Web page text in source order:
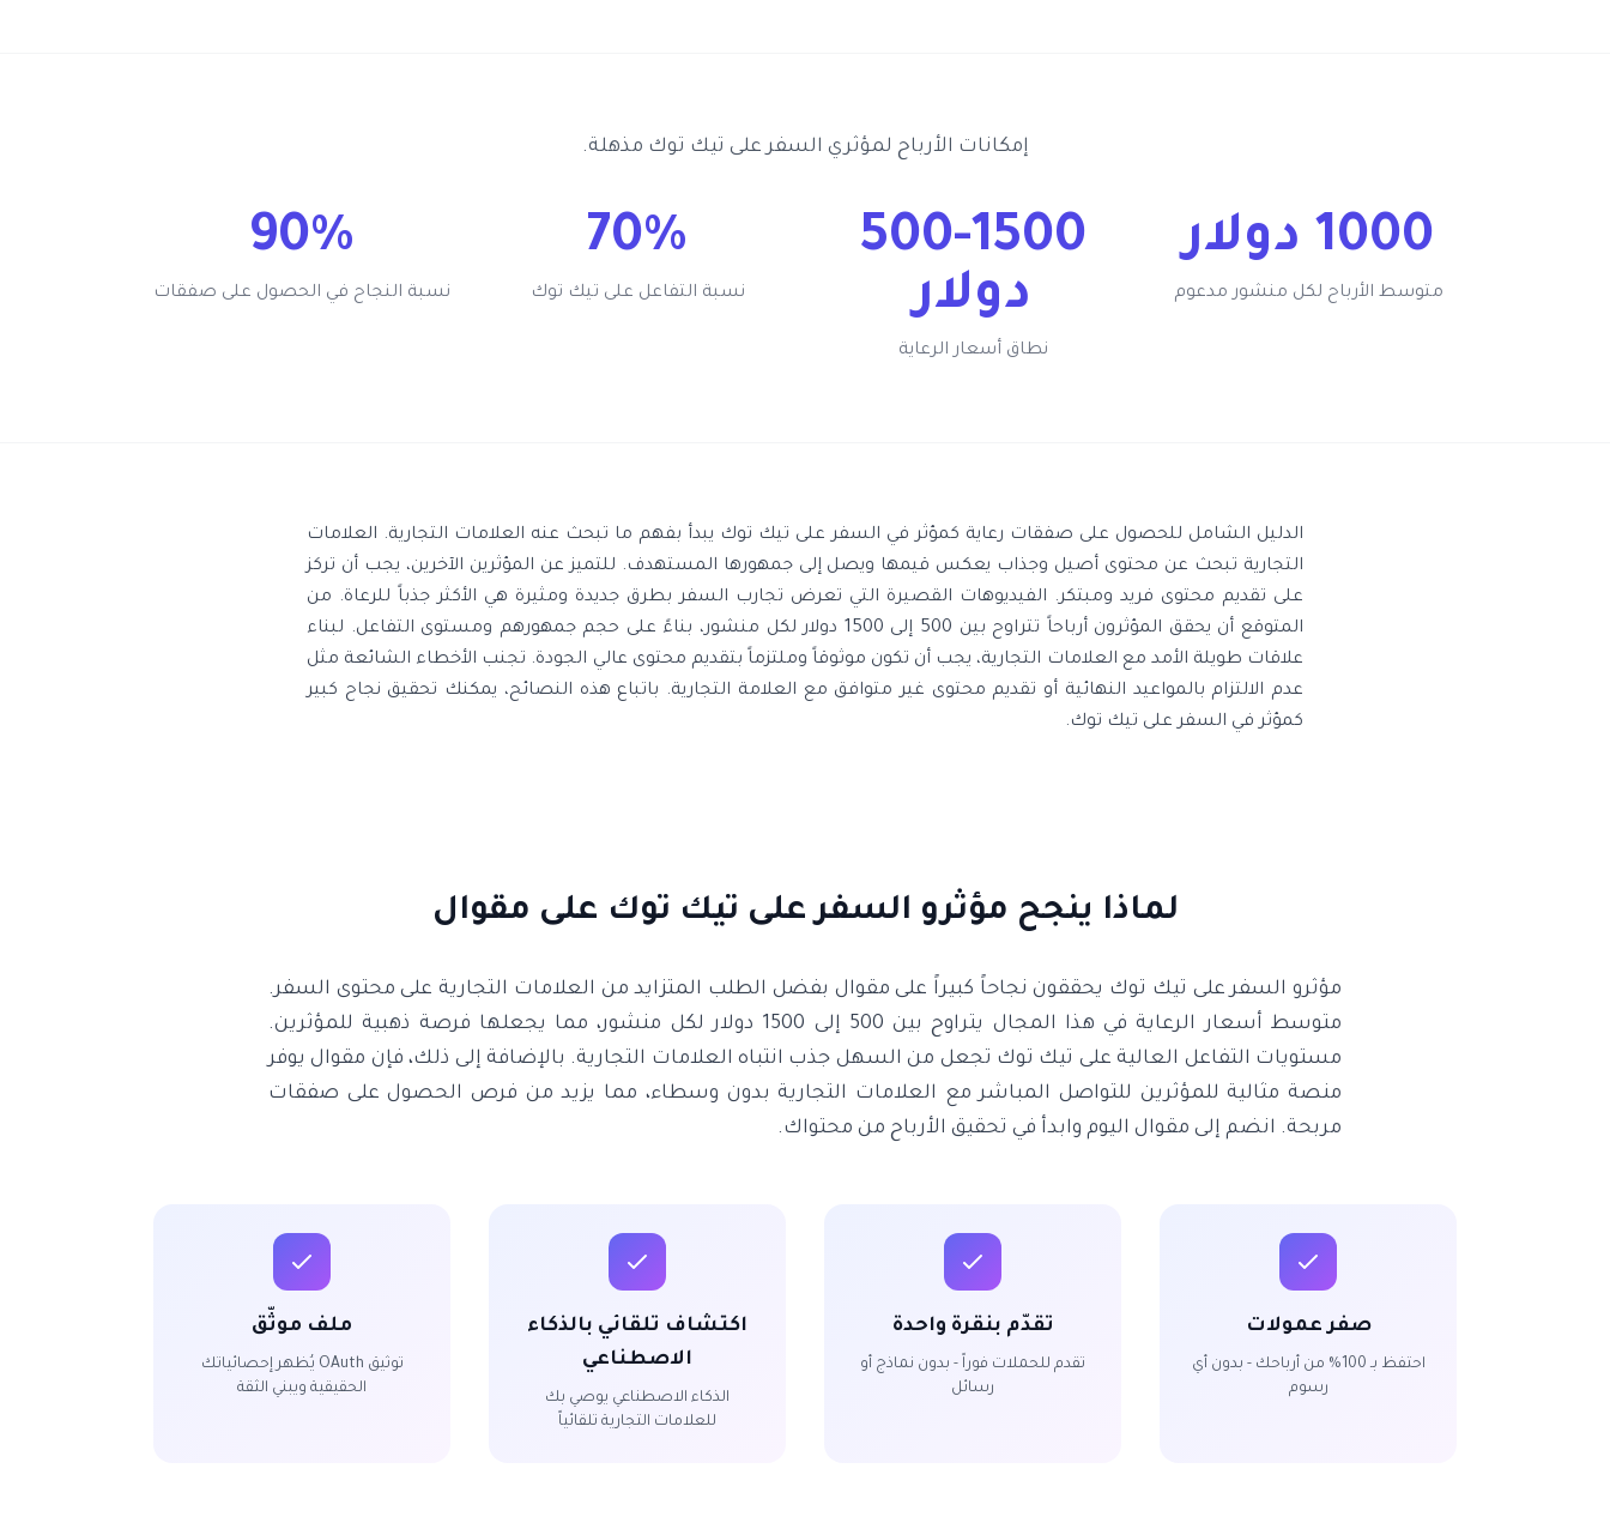
إمكانات الأرباح لمؤثري السفر على تيك توك مذهلة.
1000 دولار
متوسط الأرباح لكل منشور مدعوم
500-1500
دولار
نطاق أسعار الرعاية
70%
نسبة التفاعل على تيك توك
90%
نسبة النجاح في الحصول على صفقات
الدليل الشامل للحصول على صفقات رعاية كمؤثر في السفر على تيك توك يبدأ بفهم ما تبحث عنه العلامات التجارية. العلامات
التجارية تبحث عن محتوى أصيل وجذاب يعكس قيمها ويصل إلى جمهورها المستهدف. للتميز عن المؤثرين الآخرين، يجب أن تركز
على تقديم محتوى فريد ومبتكر. الفيديوهات القصيرة التي تعرض تجارب السفر بطرق جديدة ومثيرة هي الأكثر جذباً للرعاة. من
المتوقع أن يحقق المؤثرون أرباحاً تتراوح بين 500 إلى 1500 دولار لكل منشور، بناءً على حجم جمهورهم ومستوى التفاعل. لبناء
علاقات طويلة الأمد مع العلامات التجارية، يجب أن تكون موثوقاً وملتزماً بتقديم محتوى عالي الجودة. تجنب الأخطاء الشائعة مثل
عدم الالتزام بالمواعيد النهائية أو تقديم محتوى غير متوافق مع العلامة التجارية. باتباع هذه النصائح، يمكنك تحقيق نجاح كبير
كمؤثر في السفر على تيك توك.
لماذا ينجح مؤثرو السفر على تيك توك على مقوال
مؤثرو السفر على تيك توك يحققون نجاحاً كبيراً على مقوال بفضل الطلب المتزايد من العلامات التجارية على محتوى السفر.
متوسط أسعار الرعاية في هذا المجال يتراوح بين 500 إلى 1500 دولار لكل منشور، مما يجعلها فرصة ذهبية للمؤثرين.
مستويات التفاعل العالية على تيك توك تجعل من السهل جذب انتباه العلامات التجارية. بالإضافة إلى ذلك، فإن مقوال يوفر
منصة مثالية للمؤثرين للتواصل المباشر مع العلامات التجارية بدون وسطاء، مما يزيد من فرص الحصول على صفقات
مربحة. انضم إلى مقوال اليوم وابدأ في تحقيق الأرباح من محتواك.
صفر عمولات
احتفظ بـ 100% من أرباحك - بدون أي
رسوم
تقدّم بنقرة واحدة
تقدم للحملات فوراً - بدون نماذج أو
رسائل
اكتشاف تلقائي بالذكاء
الاصطناعي
الذكاء الاصطناعي يوصي بك
للعلامات التجارية تلقائياً
ملف موثّق
توثيق OAuth يُظهر إحصائياتك
الحقيقية ويبني الثقة